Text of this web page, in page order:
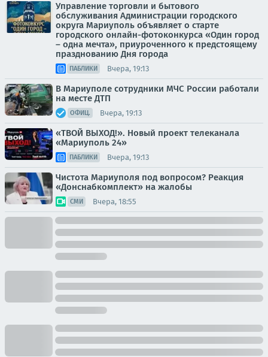
Управление торговли и бытового
обслуживания Администрации городского
округа Мариуполь объявляет о старте
городского онлайн-фотоконкурса «Один город
– одна мечта», приуроченного к предстоящему
празднованию Дня города
ПАБЛИКИ Вчера, 19:13
В Мариуполе сотрудники МЧС России работали
на месте ДТП
ОФИЦ. Вчера, 19:13
«ТВОЙ ВЫХОД!». Новый проект телеканала
«Мариуполь 24»
ПАБЛИКИ Вчера, 19:13
Чистота Мариуполя под вопросом? Реакция
«Донснабкомплект» на жалобы
СМИ Вчера, 18:55